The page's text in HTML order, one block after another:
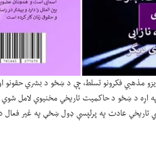
مذهبي فکرونو تسلط، چې د ښځو د بشري حقونو
په اړه د ښځو د حاکمیت تاریخي مخنیوي لامل
عادت په پرلپسې ډول ښځې په غیر فعال